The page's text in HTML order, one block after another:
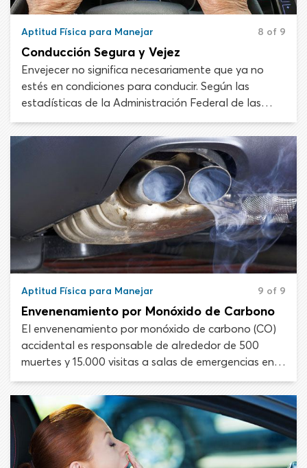
Aptitud Física para Manejar 8 of 9
Conducción Segura y Vejez
Envejecer no significa necesariamente que ya no
estés en condiciones para conducir. Según las
estadísticas de la Administración Federal de las
Carreteras, hay más de 41 millones de conductores
con licencia mayores de 65 años en los Estados
Unidos. Desafortunadamente, los cambios físicos y
mentales asociados a la vejez pueden afectar las
habilidades de manejo y aumentar el riesgo de
lesiones o muerte en un accidente automovilístico.
Aptitud Física para Manejar 9 of 9
Envenenamiento por Monóxido de Carbono
El envenenamiento por monóxido de carbono (CO)
accidental es responsable de alrededor de 500
muertes y 15.000 visitas a salas de emergencias en
los Estados Unidos cada año. Una gran parte de
estos casos de envenenamiento son por emisiones
de escape de los vehículos motorizados. Todos los
conductores deben conocer los peligros del
monóxido de carbono y saber detectar los síntomas
cuando ocurran.